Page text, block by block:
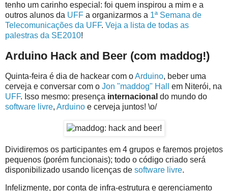
tenho um carinho especial: foi quem inspirou a mim e a
outros alunos da UFF a organizarmos a 1ª Semana de
Telecomunicações da UFF. Veja a lista de todas as
palestras da SE2010!
Arduino Hack and Beer (com maddog!)
Quinta-feira é dia de hackear com oArduino, beber uma
cerveja e conversar com o Jon "maddog" Hall
em Niterói, na
UFF. Isso mesmo: presença internacional do mundo do
software livre, Arduino e cerveja juntos! \o/
Dividiremos os participantes em 4 grupos e faremos projetos
pequenos (porém funcionais); todo o código criado será
disponibilizado usando licenças de software livre.
Infelizmente, por conta de infra-estrutura e gerenciamento